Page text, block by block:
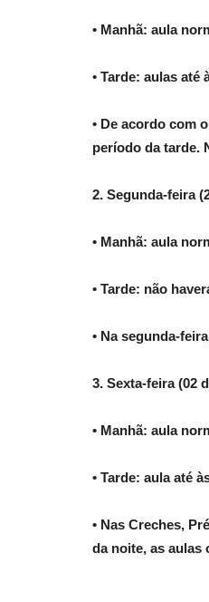
• Manhã: aula
• Tarde: aulas até
• De acordo com
período da tarde.
2. Segunda-feira
• Manhã: aula
• Tarde: não
• Na segunda-
3. Sexta-feira (02
• Manhã: aula
• Tarde: aula até
• Nas Creches,
da noite, as aulas